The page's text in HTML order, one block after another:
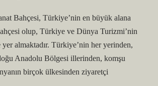
Bahçesi, Türkiye’nin en büyük alana
olup, Türkiye ve Dünya Turizmi’nin
almaktadır. Türkiye’nin her yerinden,
Anadolu Bölgesi illerinden, komşu
birçok ülkesinden ziyaretçi